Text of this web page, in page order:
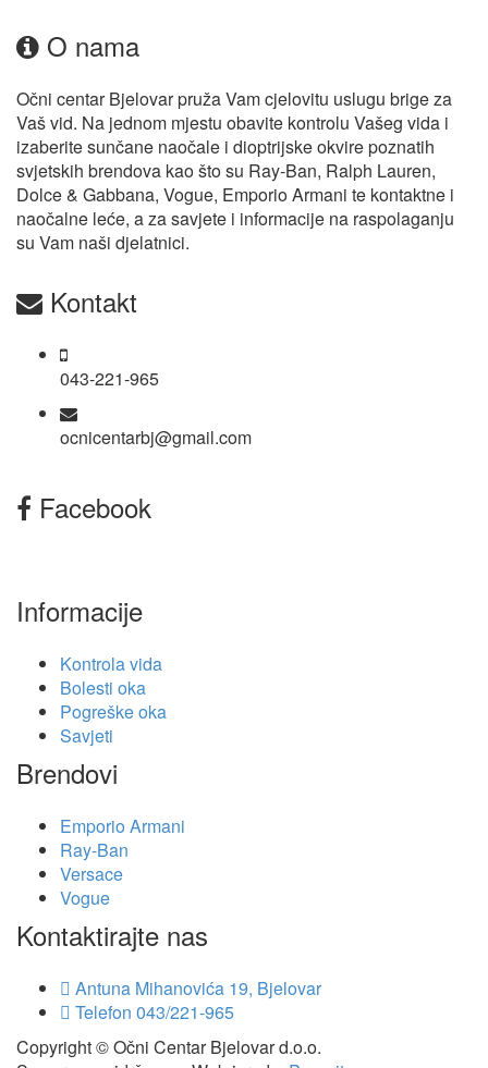
O nama
Očni centar Bjelovar pruža Vam cjelovitu uslugu brige za
Vaš vid. Na jednom mjestu obavite kontrolu Vašeg vida i
izaberite sunčane naočale i dioptrijske okvire poznatih
svjetskih brendova kao što su Ray-Ban, Ralph Lauren,
Dolce & Gabbana, Vogue, Emporio Armani te kontaktne i
naočalne leće, a za savjete i informacije na raspolaganju
su Vam naši djelatnici.
Kontakt
043-221-965
ocnicentarbj@gmail.com
Facebook
Informacije
Kontrola vida
Bolesti oka
Pogreške oka
Savjeti
Brendovi
Emporio Armani
Ray-Ban
Versace
Vogue
Kontaktirajte nas
Antuna Mihanovića 19, Bjelovar
Telefon 043/221-965
Copyright © Očni Centar Bjelovar d.o.o.